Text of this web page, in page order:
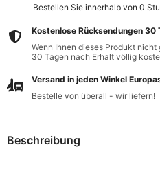
Bestellen Sie innerhalb von 0
Kostenlose Rücksendungen 30
Wenn Ihnen dieses Produkt
30 Tagen nach Erhalt völlig
Versand in jeden Winkel
Bestelle von überall - wir liefern!
Beschreibung